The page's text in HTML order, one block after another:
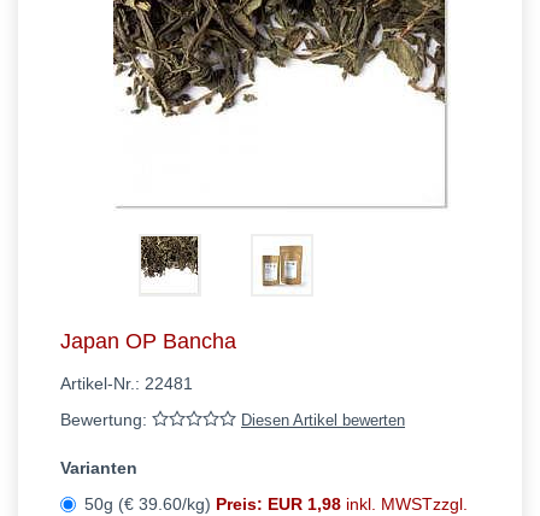
Japan OP Bancha
Artikel-Nr.: 22481
Bewertung:
Diesen Artikel bewerten
Varianten
50g (€ 39.60/kg) Preis: EUR 1,98 inkl. MWSTzzgl.